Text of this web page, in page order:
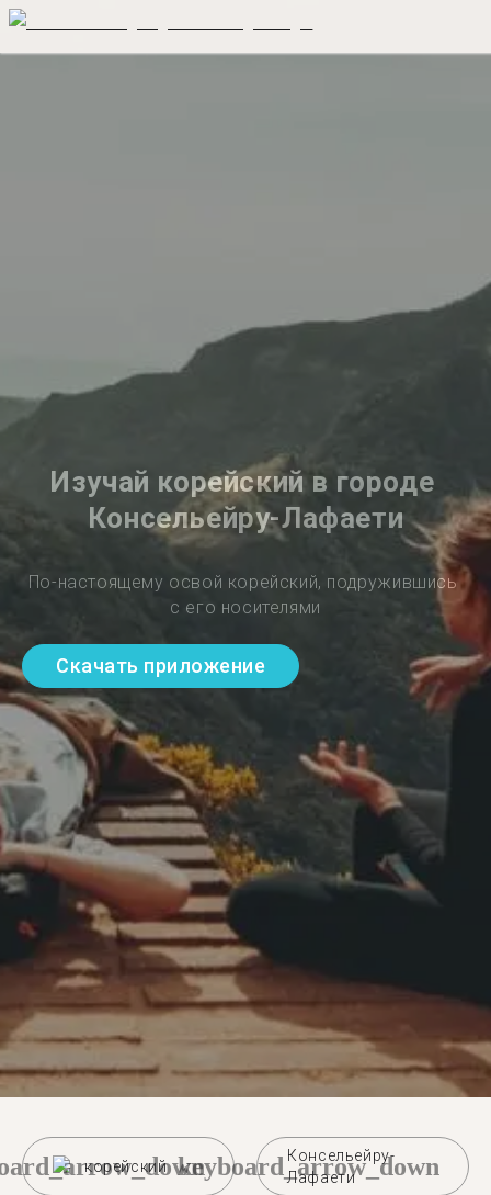
Изучай корейский в городе
Консельейру-Лафаети
По-настоящему освой корейский, подружившись
с его носителями
Скачать приложение
корейский
Консельейру-
Лафаети
keyboard_arrow_down